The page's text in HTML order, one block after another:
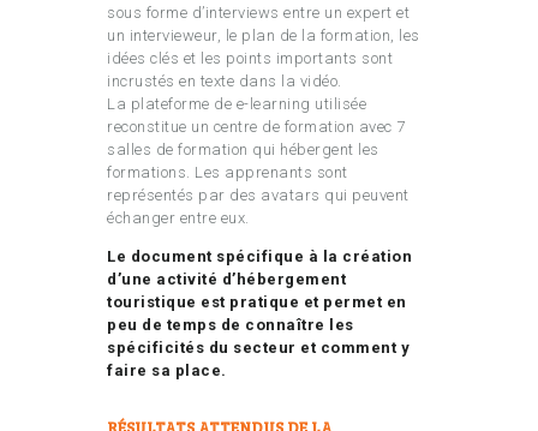
sous forme d’interviews entre un expert et
un intervieweur, le plan de la formation, les
idées clés et les points importants sont
incrustés en texte dans la vidéo.
La plateforme de e-learning utilisée
reconstitue un centre de formation avec 7
salles de formation qui hébergent les
formations. Les apprenants sont
représentés par des avatars qui peuvent
échanger entre eux.
Le document spécifique à la création
d’une activité d’hébergement
touristique est pratique et permet en
peu de temps de connaître les
spécificités du secteur et comment y
faire sa place.